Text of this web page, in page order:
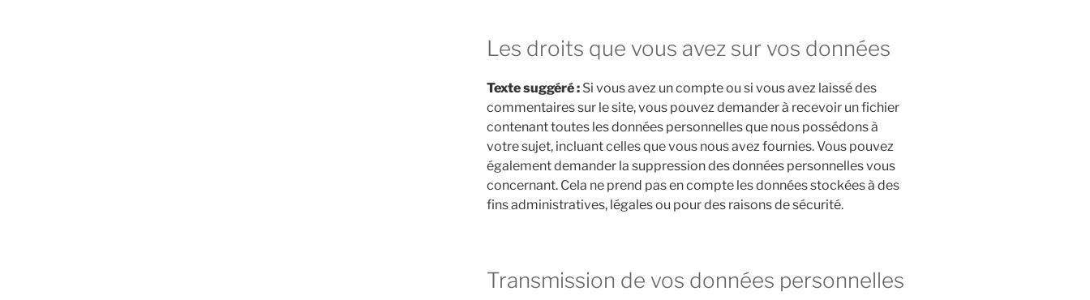
Les droits que vous avez sur vos données
Texte suggéré : Si vous avez un compte ou si vous avez laissé des
commentaires sur le site, vous pouvez demander à recevoir un fichier
contenant toutes les données personnelles que nous possédons à
votre sujet, incluant celles que vous nous avez fournies. Vous pouvez
également demander la suppression des données personnelles vous
concernant. Cela ne prend pas en compte les données stockées à des
fins administratives, légales ou pour des raisons de sécurité.
Transmission de vos données personnelles